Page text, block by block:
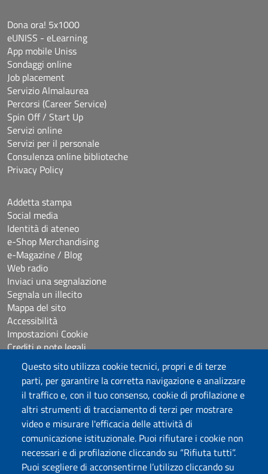
Questo sito utilizza cookie tecnici, propri e di terze
parti, per garantire la corretta navigazione e analizzare
il traffico e, con il tuo consenso, cookie di profilazione e
altri strumenti di tracciamento di terzi per mostrare
video e misurare l'efficacia delle attività di
comunicazione istituzionale. Puoi rifiutare i cookie non
necessari e di profilazione cliccando su “Rifiuta tutti”.
Puoi scegliere di acconsentirne l’utilizzo cliccando su
Università degli Studi di Sassari
Piazza Università 21, Sassari
Tel.: 800 882994 (Orientamento studenti)
Dona ora! 5x1000
eUNISS - eLearning
App mobile Uniss
Sondaggi online
Job placement
Servizio Almalaurea
Percorsi (Career Service)
Spin Off / Start Up
Servizi online
Servizi per il personale
Consulenza online biblioteche
Privacy Policy
Addetta stampa
Social media
Identità di ateneo
e-Shop Merchandising
e-Magazine / Blog
Web radio
Inviaci una segnalazione
Segnala un illecito
Mappa del sito
Accessibilità
Impostazioni Cookie
Crediti e note legali
Seguici su
Chatta con noi